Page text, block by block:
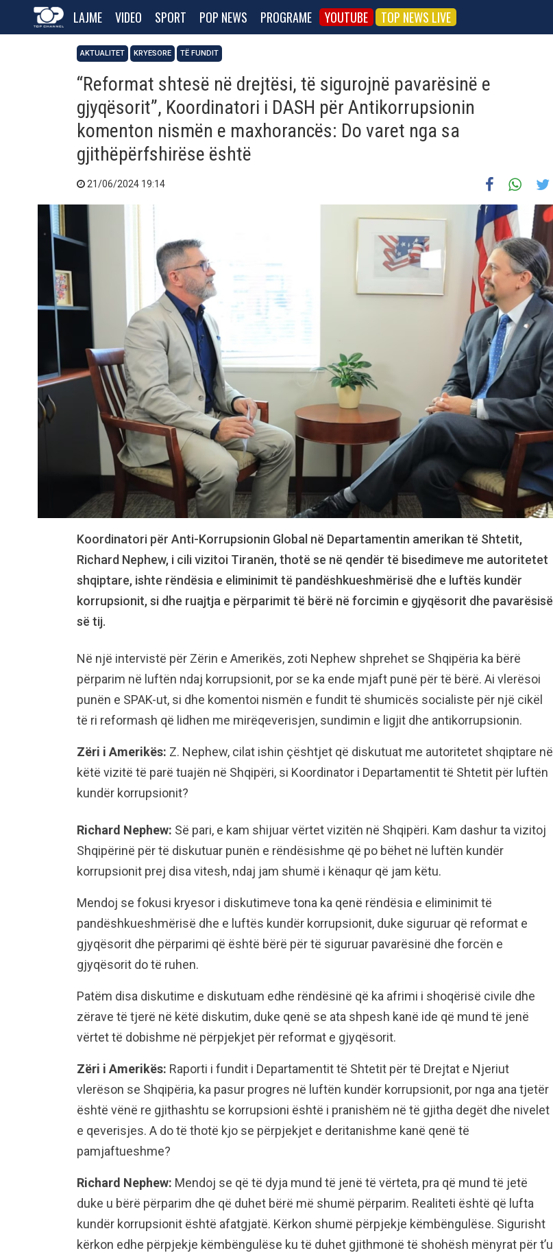
LAJME VIDEO SPORT POP NEWS PROGRAME YOUTUBE TOP NEWS LIVE
AKTUALITET KRYESORE TË FUNDIT
“Reformat shtesë në drejtësi, të sigurojnë pavarësinë e
gjyqësorit”, Koordinatori i DASH për Antikorrupsionin
komenton nismën e maxhorancës: Do varet nga sa
gjithëpërfshirëse është
21/06/2024 19:14
Koordinatori për Anti-Korrupsionin Global në Departamentin amerikan të Shtetit,
Richard Nephew, i cili vizitoi Tiranën, thotë se në qendër të bisedimeve me autoritetet
shqiptare, ishte rëndësia e eliminimit të pandëshkueshmërisë dhe e luftës kundër
korrupsionit, si dhe ruajtja e përparimit të bërë në forcimin e gjyqësorit dhe pavarësisë
së tij.
Në një intervistë për Zërin e Amerikës, zoti Nephew shprehet se Shqipëria ka bërë
përparim në luftën ndaj korrupsionit, por se ka ende mjaft punë për të bërë. Ai vlerësoi
punën e SPAK-ut, si dhe komentoi nismën e fundit të shumicës socialiste për një cikël
të ri reformash që lidhen me mirëqeverisjen, sundimin e ligjit dhe antikorrupsionin.
Zëri i Amerikës: Z. Nephew, cilat ishin çështjet që diskutuat me autoritetet shqiptare në
këtë vizitë të parë tuajën në Shqipëri, si Koordinator i Departamentit të Shtetit për luftën
kundër korrupsionit?
Richard Nephew: Së pari, e kam shijuar vërtet vizitën në Shqipëri. Kam dashur ta vizitoj
Shqipërinë për të diskutuar punën e rëndësishme që po bëhet në luftën kundër
korrupsionit prej disa vitesh, ndaj jam shumë i kënaqur që jam këtu.
Mendoj se fokusi kryesor i diskutimeve tona ka qenë rëndësia e eliminimit të
pandëshkueshmërisë dhe e luftës kundër korrupsionit, duke siguruar që reformat e
gjyqësorit dhe përparimi që është bërë për të siguruar pavarësinë dhe forcën e
gjyqësorit do të ruhen.
Patëm disa diskutime e diskutuam edhe rëndësinë që ka afrimi i shoqërisë civile dhe
zërave të tjerë në këtë diskutim, duke qenë se ata shpesh kanë ide që mund të jenë
vërtet të dobishme në përpjekjet për reformat e gjyqësorit.
Zëri i Amerikës: Raporti i fundit i Departamentit të Shtetit për të Drejtat e Njeriut
vlerëson se Shqipëria, ka pasur progres në luftën kundër korrupsionit, por nga ana tjetër
është vënë re gjithashtu se korrupsioni është i pranishëm në të gjitha degët dhe nivelet
e qeverisjes. A do të thotë kjo se përpjekjet e deritanishme kanë qenë të
pamjaftueshme?
Richard Nephew: Mendoj se që të dyja mund të jenë të vërteta, pra që mund të jetë
duke u bërë përparim dhe që duhet bërë më shumë përparim. Realiteti është që lufta
kundër korrupsionit është afatgjatë. Kërkon shumë përpjekje këmbëngulëse. Sigurisht
kërkon edhe përpjekje këmbëngulëse ku të duhet gjithmonë të shohësh mënyrat për t’u